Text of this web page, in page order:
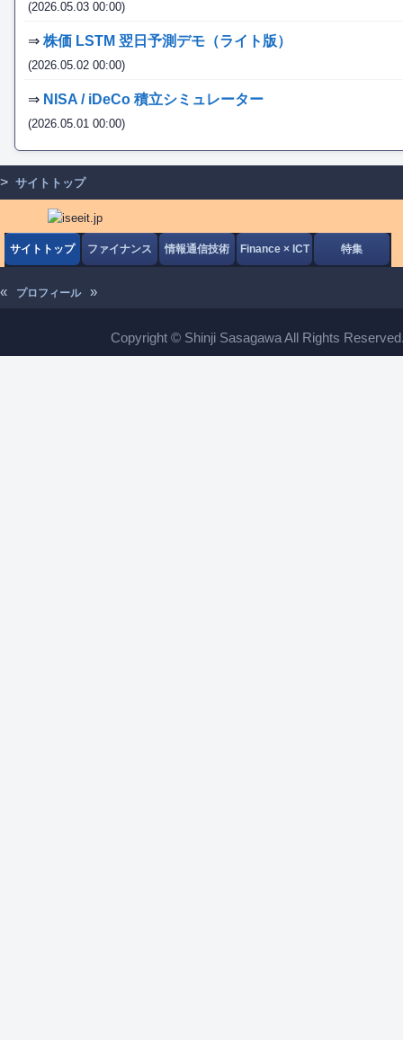
(2026.05.03 00:00)
⇒ 株価 LSTM 翌日予測デモ（ライト版）
(2026.05.02 00:00)
⇒ NISA / iDeCo 積立シミュレーター
(2026.05.01 00:00)
> サイトトップ
サイトトップ ファイナンス 情報通信技術 Finance × ICT 特集
« プロフィール »
Copyright © Shinji Sasagawa All Rights